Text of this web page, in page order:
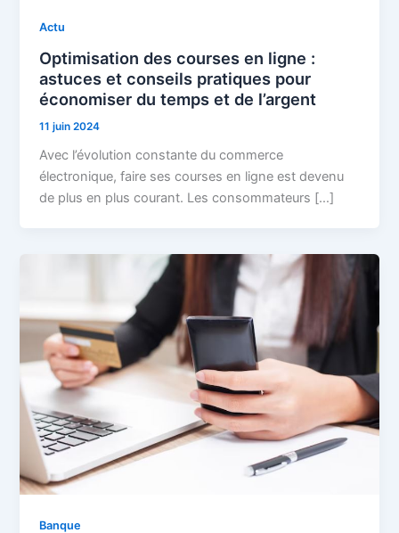
Actu
Optimisation des courses en ligne :
astuces et conseils pratiques pour
économiser du temps et de l’argent
11 juin 2024
Avec l’évolution constante du commerce
électronique, faire ses courses en ligne est devenu
de plus en plus courant. Les consommateurs […]
Banque